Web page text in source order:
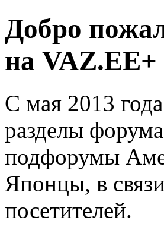
Добро
на
С мая 2013
разделы
подфорумы
Японцы, в
посетителей.